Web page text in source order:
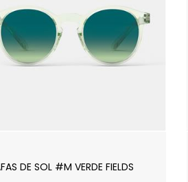
DE SOL #M VERDE FIELDS